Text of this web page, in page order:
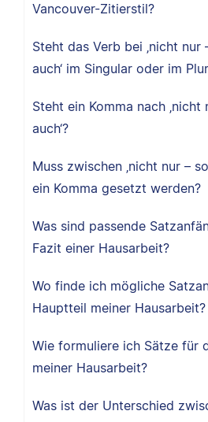
Vancouver-Zitierstil?
Steht das Verb bei ‚nicht nur
auch‘ im Singular oder im
Steht ein Komma nach ‚nicht
auch‘?
Muss zwischen ‚nicht nur –
ein Komma gesetzt werden?
Was sind passende
Fazit einer Hausarbeit?
Wo finde ich mögliche
Hauptteil meiner Hausarbeit?
Wie formuliere ich Sätze für
meiner Hausarbeit?
Was ist der Unterschied